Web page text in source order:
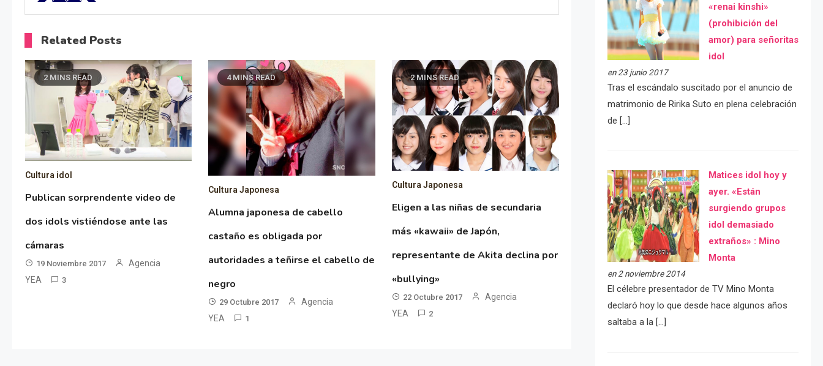
Related Posts
2 MINS READ
Cultura idol
Publican sorprendente video de
dos idols vistiéndose ante las
cámaras
19 Noviembre 2017
Agencia
YEA
3
4 MINS READ
Cultura Japonesa
Alumna japonesa de cabello
castaño es obligada por
autoridades a teñirse el cabello de
negro
29 Octubre 2017
Agencia
YEA
1
2 MINS READ
Cultura Japonesa
Eligen a las niñas de secundaria
más «kawaii» de Japón,
representante de Akita declina por
«bullying»
22 Octubre 2017
Agencia
YEA
2
«renai kinshi»
(prohibición del
amor) para señoritas
idol
en 23 junio 2017
Tras el escándalo suscitado por el anuncio de
matrimonio de Ririka Suto en plena celebración
de […]
Matices idol hoy y
ayer. «Están
surgiendo grupos
idol demasiado
extraños» : Mino
Monta
en 2 noviembre 2014
El célebre presentador de TV Mino Monta
declaró hoy lo que desde hace algunos años
saltaba a la […]